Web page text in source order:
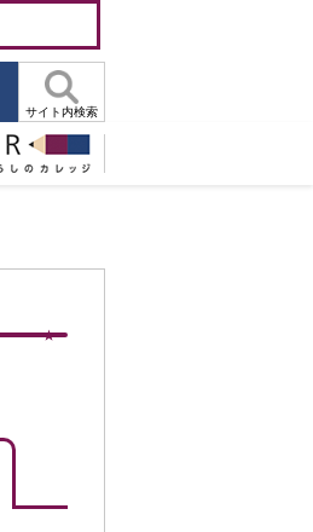
サイト内検索